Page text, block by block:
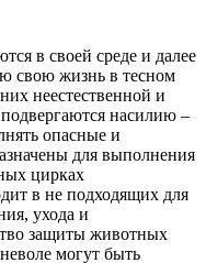
в своей среде и далее
свою жизнь в тесном
неестественной и
насилию –
опасные и
для выполнения
цирках
в не подходящих для
ухода и
защиты животных
могут быть